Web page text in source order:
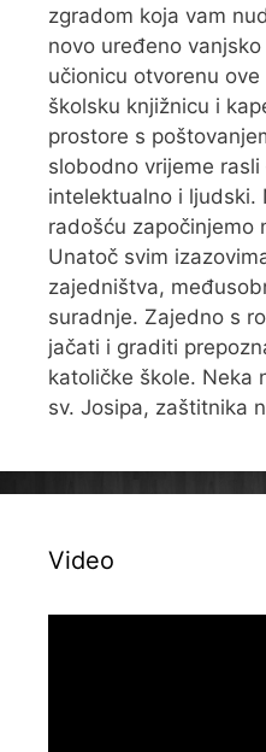
zgradom koja vam
novo uređeno
učionicu otvorenu
školsku knjižnicu i
prostore s
slobodno vrijeme rasli
intelektualno i ljudski.
radošću započinjemo
Unatoč svim
zajedništva,
suradnje. Zajedno s
jačati i graditi
katoličke škole. Neka
sv. Josipa, zaštitnika
Video